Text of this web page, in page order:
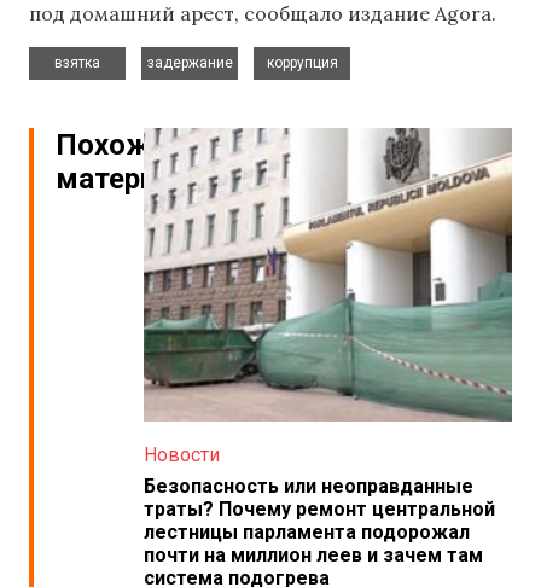
под домашний арест, сообщало издание Agora.
взятка
задержание
коррупция
Похожие
материалы
Новости
Безопасность или неоправданные
траты? Почему ремонт центральной
лестницы парламента подорожал
почти на миллион леев и зачем там
система подогрева